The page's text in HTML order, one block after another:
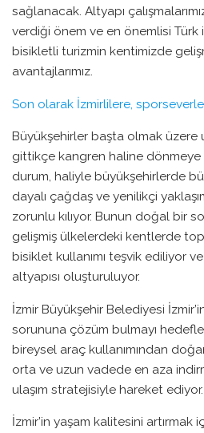
sağlanacak. Altyapı
verdiği önem ve en önemlisi Türk
bisikletli turizmin kentimizde
avantajlarımız.
Son olarak İzmirlilere,
Büyükşehirler başta olmak üzere
gittikçe kangren haline dönmeye
durum, haliyle büyükşehirlerde
dayalı çağdaş ve yenilikçi
zorunlu kılıyor. Bunun doğal bir
gelişmiş ülkelerdeki kentlerde
bisiklet kullanımı teşvik ediliyor
altyapısı oluşturuluyor.
İzmir Büyükşehir Belediyesi
sorununa çözüm bulmayı
bireysel araç kullanımından
orta ve uzun vadede en aza
ulaşım stratejisiyle hareket ediyor.
İzmir’in yaşam kalitesini artırmak